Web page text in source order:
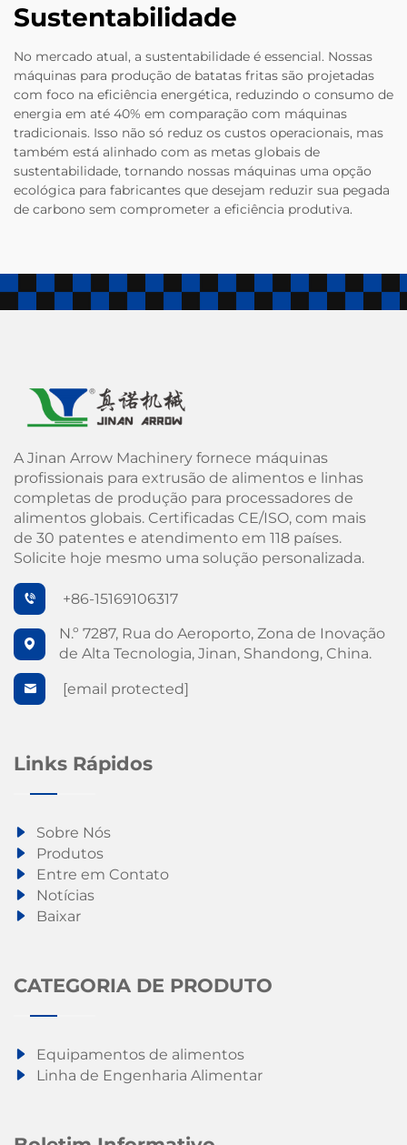
Sustentabilidade
No mercado atual, a sustentabilidade é essencial. Nossas
máquinas para produção de batatas fritas são projetadas
com foco na eficiência energética, reduzindo o consumo de
energia em até 40% em comparação com máquinas
tradicionais. Isso não só reduz os custos operacionais, mas
também está alinhado com as metas globais de
sustentabilidade, tornando nossas máquinas uma opção
ecológica para fabricantes que desejam reduzir sua pegada
de carbono sem comprometer a eficiência produtiva.
A Jinan Arrow Machinery fornece máquinas
profissionais para extrusão de alimentos e linhas
completas de produção para processadores de
alimentos globais. Certificadas CE/ISO, com mais
de 30 patentes e atendimento em 118 países.
Solicite hoje mesmo uma solução personalizada.
+86-15169106317
N.º 7287, Rua do Aeroporto, Zona de Inovação
de Alta Tecnologia, Jinan, Shandong, China.
[email protected]
Links Rápidos
Sobre Nós
Produtos
Entre em Contato
Notícias
Baixar
CATEGORIA DE PRODUTO
Equipamentos de alimentos
Linha de Engenharia Alimentar